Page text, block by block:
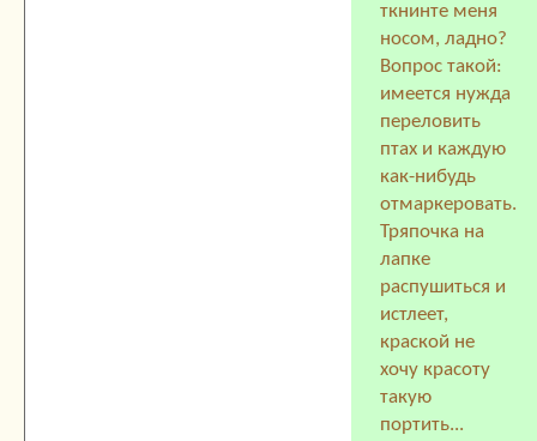
ткнинте меня
носом, ладно?
Вопрос такой:
имеется нужда
переловить
птах и каждую
как-нибудь
отмаркеровать.
Тряпочка на
лапке
распушиться и
истлеет,
краской не
хочу красоту
такую
портить...